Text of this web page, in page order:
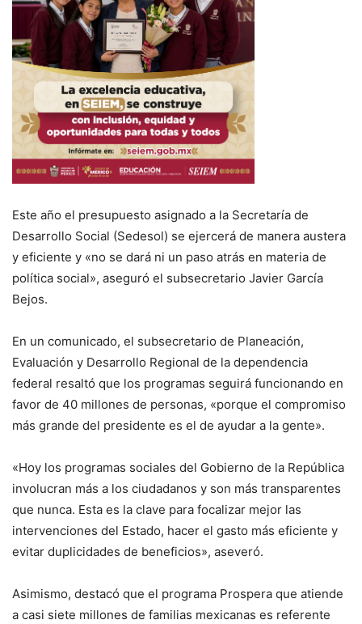
Este año el presupuesto asignado a la Secretaría de
Desarrollo Social (Sedesol) se ejercerá de manera austera
y eficiente y «no se dará ni un paso atrás en materia de
política social», aseguró el subsecretario Javier García
Bejos.
En un comunicado, el subsecretario de Planeación,
Evaluación y Desarrollo Regional de la dependencia
federal resaltó que los programas seguirá funcionando en
favor de 40 millones de personas, «porque el compromiso
más grande del presidente es el de ayudar a la gente».
«Hoy los programas sociales del Gobierno de la República
involucran más a los ciudadanos y son más transparentes
que nunca. Esta es la clave para focalizar mejor las
intervenciones del Estado, hacer el gasto más eficiente y
evitar duplicidades de beneficios», aseveró.
Asimismo, destacó que el programa Prospera que atiende
a casi siete millones de familias mexicanas es referente